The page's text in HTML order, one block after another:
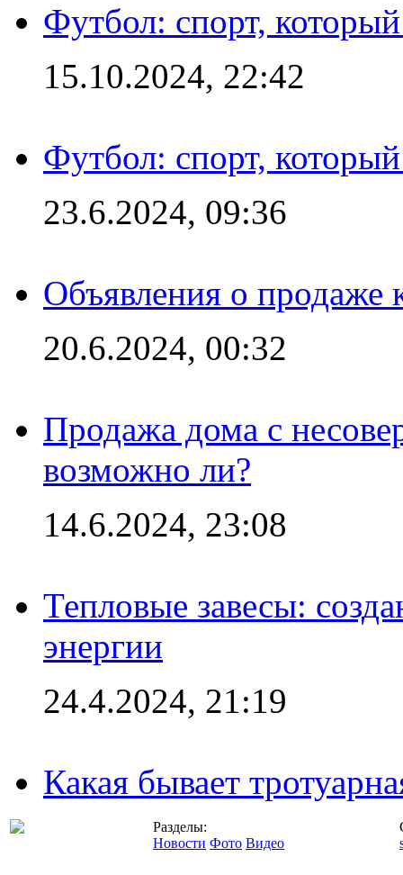
Футбол: спорт,
15.10.2024, 22:42
Футбол: спорт,
23.6.2024, 09:36
Объявления о продаже
20.6.2024, 00:32
Продажа дома с
возможно ли?
14.6.2024, 23:08
Тепловые завесы:
энергии
24.4.2024, 21:19
Какая бывает
Разделы:
Новости Фото Видео